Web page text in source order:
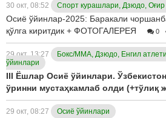
30 окт, 08:52 Спорт курашлари, Дзюдо,
Осиё ўйинлар-2025: Баракали
қўлга киритдик + ФОТОГАЛЕРЕЯ
0
29 окт, 13:27
Бокс/ММА, Дзюдо, Енгил
ўйинлари
III Ёшлар Осиё ўйинлари.
ўринни мустаҳкамлаб олди (+тўлиқ
29 окт, 08:27 Осиё ўйинлари